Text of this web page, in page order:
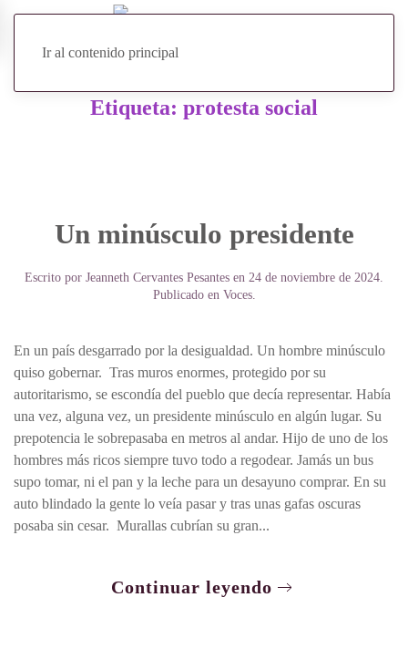
Ir al contenido principal
Etiqueta: protesta social
Un minúsculo presidente
Escrito por Jeanneth Cervantes Pesantes en 24 de noviembre de 2024.
Publicado en Voces.
En un país desgarrado por la desigualdad. Un hombre minúsculo
quiso gobernar. Tras muros enormes, protegido por su
autoritarismo, se escondía del pueblo que decía representar. Había
una vez, alguna vez, un presidente minúsculo en algún lugar. Su
prepotencia le sobrepasaba en metros al andar. Hijo de uno de los
hombres más ricos siempre tuvo todo a regodear. Jamás un bus
supo tomar, ni el pan y la leche para un desayuno comprar. En su
auto blindado la gente lo veía pasar y tras unas gafas oscuras
posaba sin cesar. Murallas cubrían su gran...
Continuar leyendo